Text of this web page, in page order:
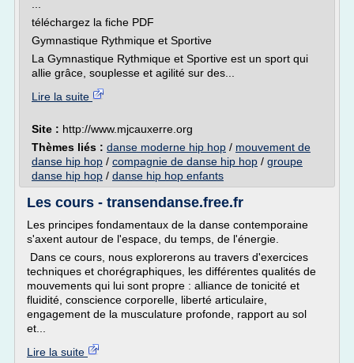
téléchargez la fiche PDF
Gymnastique Rythmique et Sportive
La Gymnastique Rythmique et Sportive est un sport qui
allie grâce, souplesse et agilité sur des...
Lire la suite
Site : http://www.mjcauxerre.org
Thèmes liés : danse moderne hip hop / mouvement de
danse hip hop / compagnie de danse hip hop / groupe
danse hip hop / danse hip hop enfants
Les cours - transendanse.free.fr
Les principes fondamentaux de la danse contemporaine
s'axent autour de l'espace, du temps, de l'énergie.
Dans ce cours, nous explorerons au travers d'exercices
techniques et chorégraphiques, les différentes qualités de
mouvements qui lui sont propre : alliance de tonicité et
fluidité, conscience corporelle, liberté articulaire,
engagement de la musculature profonde, rapport au sol
et...
Lire la suite